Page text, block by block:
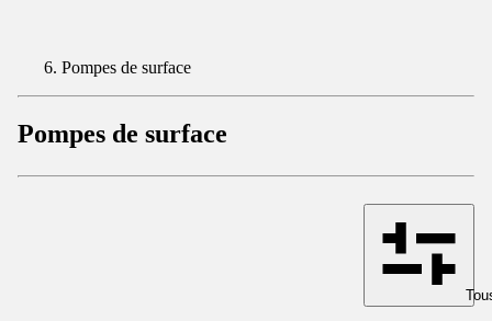
Pompes de surface
Pompes de surface